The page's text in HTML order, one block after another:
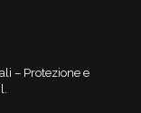
– Protezione e